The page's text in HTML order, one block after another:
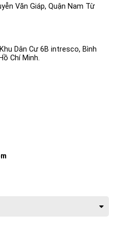
Văn Giáp, Quận Nam Từ
Dân Cư 6B intresco, Bình
Chí Minh.